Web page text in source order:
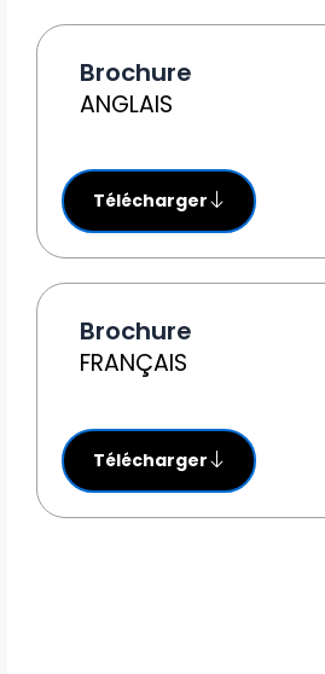
Brochure
ANGLAIS
Télécharger
Brochure
FRANÇAIS
Télécharger